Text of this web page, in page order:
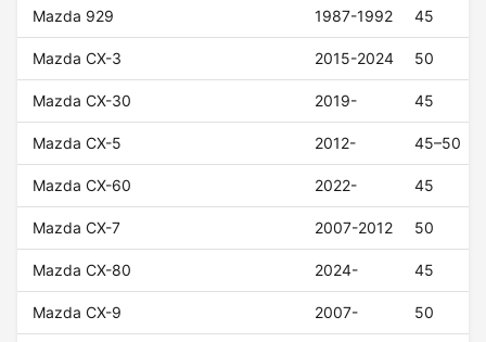
Mazda 929 1987-1992 45
Mazda CX-3 2015-2024 50
Mazda CX-30 2019- 45
Mazda CX-5 2012- 45–50
Mazda CX-60 2022- 45
Mazda CX-7 2007-2012 50
Mazda CX-80 2024- 45
Mazda CX-9 2007- 50